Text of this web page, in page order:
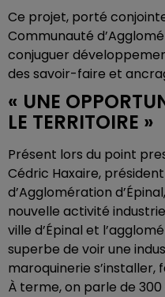
Ce projet, porté
Communauté
conjuguer
des savoir-faire et
« UNE
LE TERRITOIRE »
Présent lors du point
Cédric Haxaire,
d’Agglomération
nouvelle activité
ville d’Épinal et
superbe de voir une
maroquinerie
À terme, on parle de 300